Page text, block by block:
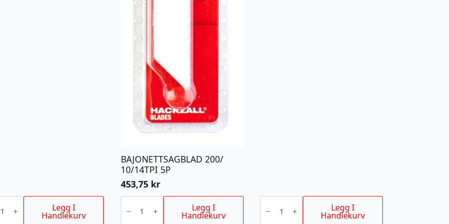
Legg I
Handlekurv
BAJONETTSAGBLAD 200/
10/14TPI 5P
453,75 kr
BAJONETTSAGBLAD
10/14TPI Legg I
Handlekurv
SEGMENTSAGBLAD
antall Legg I
Handlekurv